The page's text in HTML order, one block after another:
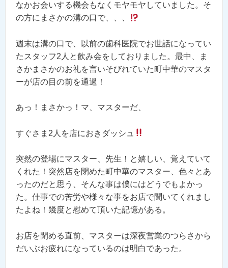
なかお会いする機会もなくモヤモヤしていました。そ
の方にまさかの溝の口で、、、
週末は溝の口で、以前の歯科医院でお世話になってい
たスタッフ2人と飲み会をしておりました。最中、ま
さかまさかのお礼を言いそびれていた町中華のマスタ
ーが店の目の前を通過！
あっ！まさかっ！マ、マスターだ、
すぐさま2人を店におきダッシュ
突然の登場にマスター、先生！と嬉しい、覚えていて
くれた！突然店を閉めた町中華のマスター、色々とあ
ったのだと思う、そんな事は僕にはどうでもよかっ
た。仕事での苦労や様々な事をお店で聞いてくれまし
たよね！幾度と慰めて頂いた記憶がある。
お店を閉める直前、マスターは深夜営業のつらさから
だいぶお疲れになっているのは明白であった。